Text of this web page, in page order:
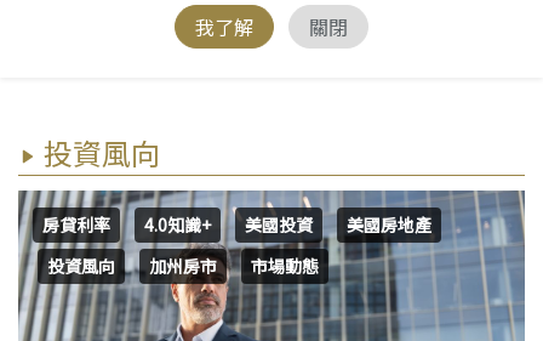
我了解
關閉
投資風向
房貸利率 4.0知識+ 美國投資
美國房地產
投資風向
加州房市 市場動態